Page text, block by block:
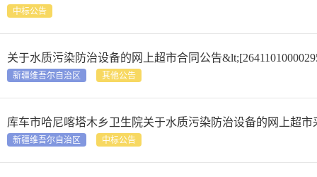
中标公告
关于水质污染防治设备的网上超市合同公告
新疆维吾尔自治区 其他公告
库车市哈尼喀塔木乡卫生院关于水质污染防治设备的网上超市
新疆维吾尔自治区 中标公告